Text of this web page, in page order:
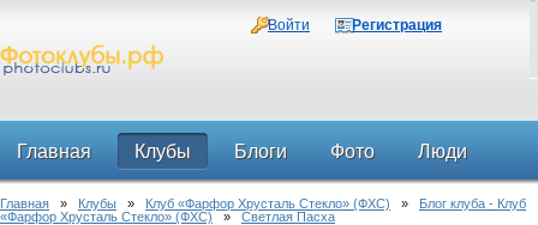
Войти Регистрация
Главная Клубы Блоги Фото Люди
Форум
Главная » Клубы » Клуб «Фарфор Хрусталь Стекло» (ФХС) » Блог клуба - Клуб
«Фарфор Хрусталь Стекло» (ФХС) » Светлая Пасха